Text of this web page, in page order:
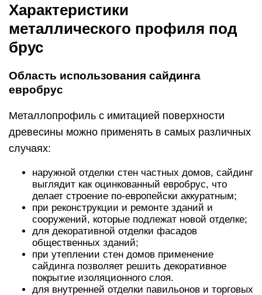
Характеристики
металлического профиля под
брус
Область использования сайдинга
евробрус
Металлопрофиль с имитацией поверхности
древесины можно применять в самых различных
случаях:
наружной отделки стен частных домов, сайдинг
выглядит как оцинкованный евробрус, что
делает строение по-европейски аккуратным;
при реконструкции и ремонте зданий и
сооружений, которые подлежат новой отделке;
для декоративной отделки фасадов
общественных зданий;
при утеплении стен домов применение
сайдинга позволяет решить декоративное
покрытие изоляционного слоя.
для внутренней отделки павильонов и торговых